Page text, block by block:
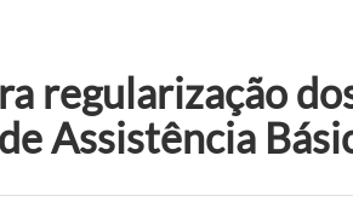
regularização
Assistência